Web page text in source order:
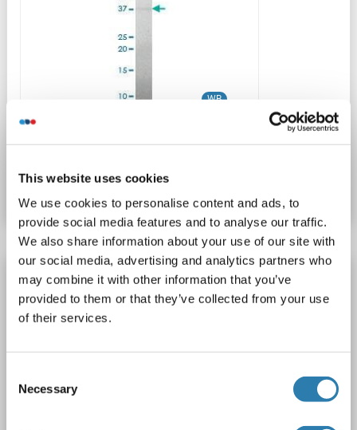
This website uses cookies
We use cookies to personalise content and ads, to
provide social media features and to analyse our traffic.
We also share information about your use of our site with
our social media, advertising and analytics partners who
may combine it with other information that you’ve
provided to them or that they’ve collected from your use
of their services.
Selection
Necessary
WB
RCN2 anticorps (AA 1-317)
RCN2 Reactivité: Humain WB Hôte: Souris
Polyclonal
unconjugated